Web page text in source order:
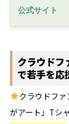
公式サイト
クラウドフ
で若手を応
クラウドフ
がアート」Tシ